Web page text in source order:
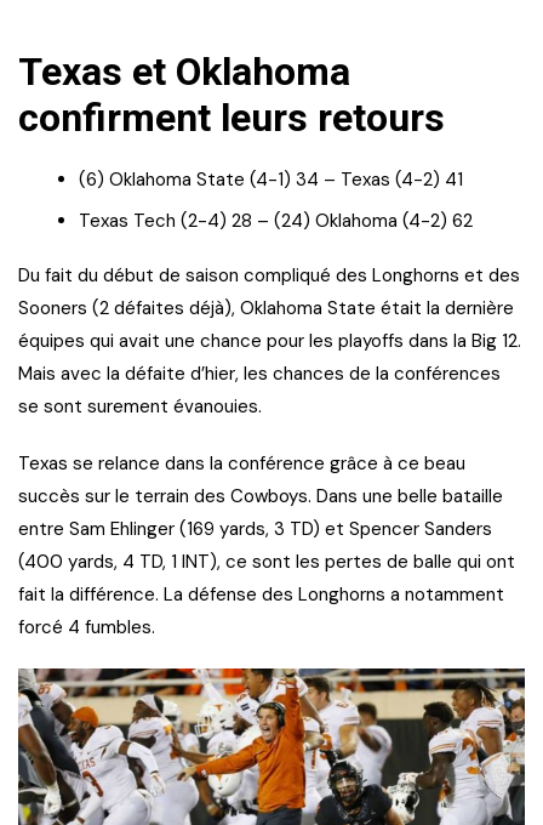
Texas et Oklahoma
confirment leurs retours
(6) Oklahoma State (4-1) 34 – Texas (4-2) 41
Texas Tech (2-4) 28 – (24) Oklahoma (4-2) 62
Du fait du début de saison compliqué des Longhorns et des
Sooners (2 défaites déjà), Oklahoma State était la dernière
équipes qui avait une chance pour les playoffs dans la Big 12.
Mais avec la défaite d’hier, les chances de la conférences
se sont surement évanouies.
Texas se relance dans la conférence grâce à ce beau
succès sur le terrain des Cowboys. Dans une belle bataille
entre Sam Ehlinger (169 yards, 3 TD) et Spencer Sanders
(400 yards, 4 TD, 1 INT), ce sont les pertes de balle qui ont
fait la différence. La défense des Longhorns a notamment
forcé 4 fumbles.